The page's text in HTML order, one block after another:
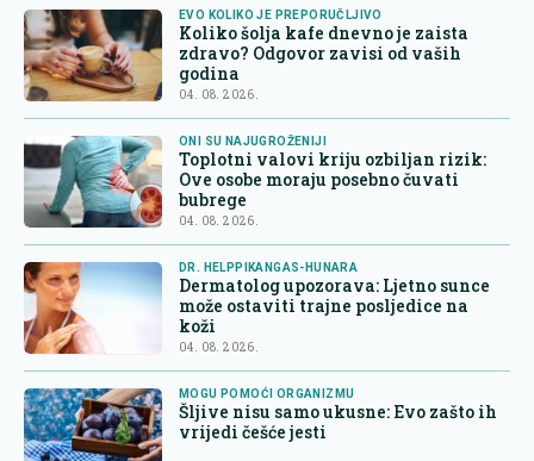
EVO KOLIKO JE PREPORUČLJIVO
Koliko šolja kafe dnevno je zaista
zdravo? Odgovor zavisi od vaših
godina
04. 08. 2026.
ONI SU NAJUGROŽENIJI
Toplotni valovi kriju ozbiljan rizik:
Ove osobe moraju posebno čuvati
bubrege
04. 08. 2026.
DR. HELPPIKANGAS-HUNARA
Dermatolog upozorava: Ljetno sunce
može ostaviti trajne posljedice na
koži
04. 08. 2026.
MOGU POMOĆI ORGANIZMU
Šljive nisu samo ukusne: Evo zašto ih
vrijedi češće jesti